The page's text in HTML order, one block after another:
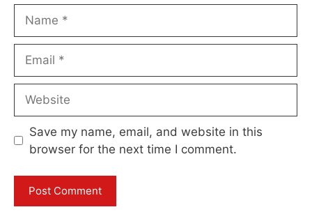
Save my name, email, and website in this
browser for the next time I comment.